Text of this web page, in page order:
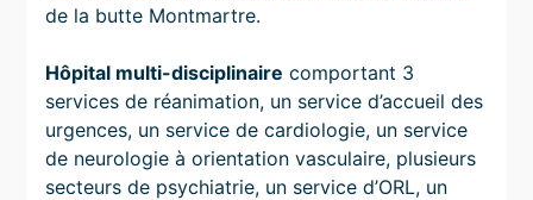
de la butte Montmartre.
Hôpital multi-disciplinaire comportant 3
services de réanimation, un service d’accueil des
urgences, un service de cardiologie, un service
de neurologie à orientation vasculaire, plusieurs
secteurs de psychiatrie, un service d’ORL, un